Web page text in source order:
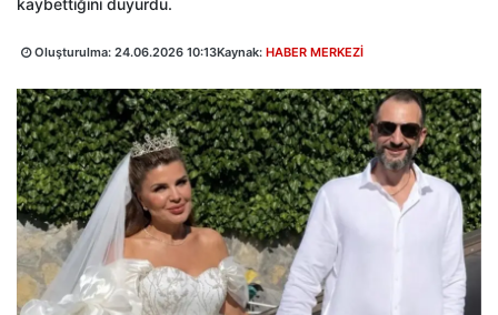
kaybettiğini duyurdu.
Oluşturulma: 24.06.2026 10:13Kaynak: HABER MERKEZİ